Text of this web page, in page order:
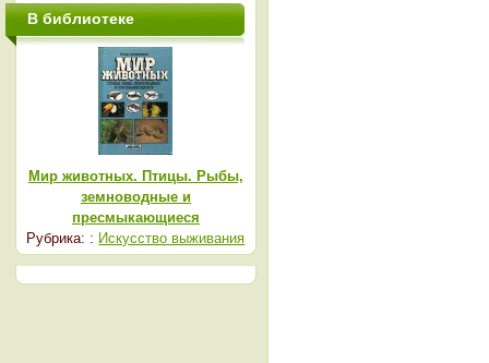
В библиотеке
Мир животных. Птицы. Рыбы,
земноводные и
пресмыкающиеся
Рубрика: : Искусство выживания